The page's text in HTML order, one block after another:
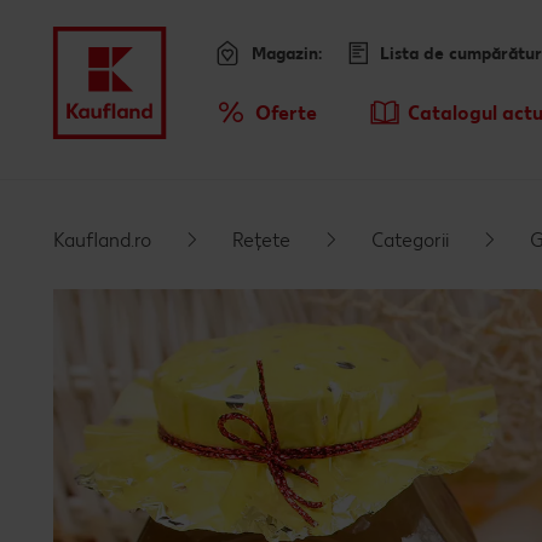
Bară laterală fixă
Meniu Oferte Catalogul
Magazin: Lista de
Kaufland.ro Rețete Categorii